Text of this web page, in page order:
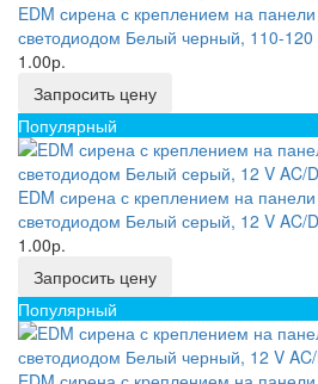
EDM сирена с креплением на
светодиодом Белый черный, 110-120
1.00р.
Запросить цену
Популярный
EDM сирена с креплением на
светодиодом Белый серый, 12 V AC/
1.00р.
Запросить цену
Популярный